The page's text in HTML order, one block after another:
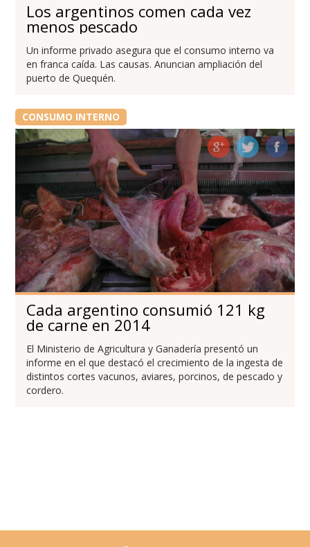
Los argentinos comen cada vez
menos pescado
Un informe privado asegura que el consumo interno va
en franca caída. Las causas. Anuncian ampliación del
puerto de Quequén.
CONSUMO INTERNO
Cada argentino consumió 121 kg
de carne en 2014
El Ministerio de Agricultura y Ganadería presentó un
informe en el que destacó el crecimiento de la ingesta de
distintos cortes vacunos, aviares, porcinos, de pescado y
cordero.